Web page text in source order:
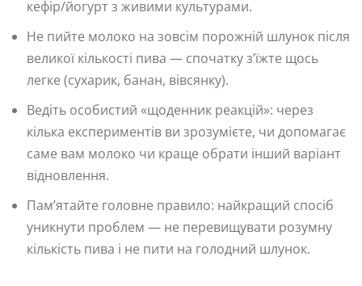
кефір/йогурт з живими культурами.
Не пийте молоко на зовсім порожній шлунок після
великої кількості пива — спочатку з’їжте щось
легке (сухарик, банан, вівсянку).
Ведіть особистий «щоденник реакцій»: через
кілька експериментів ви зрозумієте, чи допомагає
саме вам молоко чи краще обрати інший варіант
відновлення.
Пам’ятайте головне правило: найкращий спосіб
уникнути проблем — не перевищувати розумну
кількість пива і не пити на голодний шлунок.